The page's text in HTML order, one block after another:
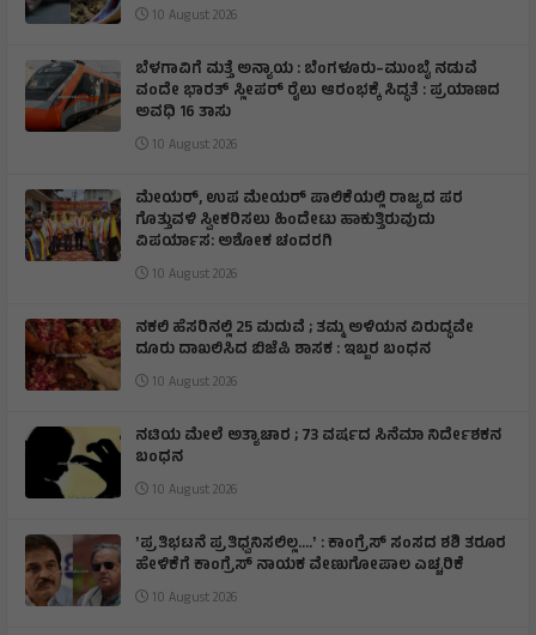
10 August 2026
ಬೆಳಗಾವಿಗೆ ಮತ್ತೆ ಅನ್ಯಾಯ : ಬೆಂಗಳೂರು–ಮುಂಬೈ ನಡುವೆ
ವಂದೇ ಭಾರತ್ ಸ್ಲೀಪರ್ ರೈಲು ಆರಂಭಕ್ಕೆ ಸಿದ್ಧತೆ : ಪ್ರಯಾಣದ
ಅವಧಿ 16 ತಾಸು
10 August 2026
ಮೇಯರ್, ಉಪ ಮೇಯರ್ ಪಾಲಿಕೆಯಲ್ಲಿ ರಾಜ್ಯದ ಪರ
ಗೊತ್ತುವಳಿ ಸ್ವೀಕರಿಸಲು ಹಿಂದೇಟು ಹಾಕುತ್ತಿರುವುದು
ವಿಪರ್ಯಾಸ: ಅಶೋಕ ಚಂದರಗಿ
10 August 2026
ನಕಲಿ ಹೆಸರಿನಲ್ಲಿ 25 ಮದುವೆ ; ತಮ್ಮ ಅಳಿಯನ ವಿರುದ್ಧವೇ
ದೂರು ದಾಖಲಿಸಿದ ಬಿಜೆಪಿ ಶಾಸಕ : ಇಬ್ಬರ ಬಂಧನ
10 August 2026
ನಟಿಯ ಮೇಲೆ ಅತ್ಯಾಚಾರ ; 73 ವರ್ಷದ ಸಿನೆಮಾ ನಿರ್ದೇಶಕನ
ಬಂಧನ
10 August 2026
ʼಪ್ರತಿಭಟನೆ ಪ್ರತಿಧ್ವನಿಸಲಿಲ್ಲ….ʼ : ಕಾಂಗ್ರೆಸ್‌ ಸಂಸದ ಶಶಿ ತರೂರ
ಹೇಳಿಕೆಗೆ ಕಾಂಗ್ರೆಸ್‌ ನಾಯಕ ವೇಣುಗೋಪಾಲ ಎಚ್ಚರಿಕೆ
10 August 2026